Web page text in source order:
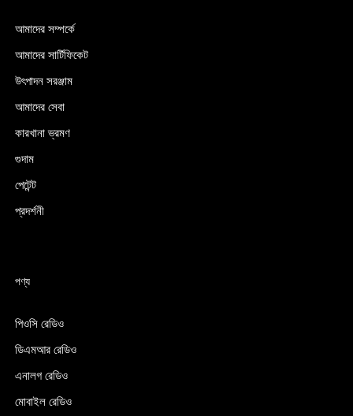
আমাদের সম্পর্কে
আমাদের সার্টিফিকেট
উৎপাদন সরঞ্জাম
আমাদের সেবা
কারখানা ভ্রমণ
গুদাম
পেটেন্ট
প্রদর্শনী
পণ্য
পিওসি রেডিও
ডিএমআর রেডিও
এনালগ রেডিও
মোবাইল রেডিও